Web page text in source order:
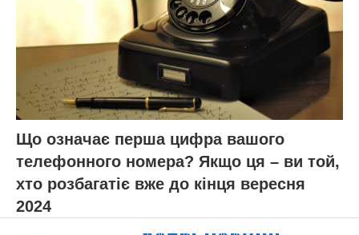
Що означає перша цифра вашого
телефонного номера? Якщо ця – ви той,
хто розбагатіє вже до кінця вересня
2024